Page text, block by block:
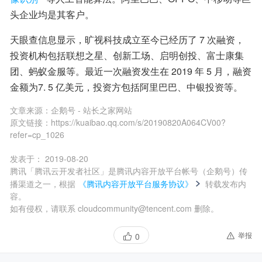
头企业均是其客户。
天眼查信息显示，旷视科技成立至今已经历了 7 次融资，
投资机构包括联想之星、创新工场、启明创投、富士康集
团、蚂蚁金服等。最近一次融资发生在 2019 年 5 月，融资
金额为7. 5 亿美元，投资方包括阿里巴巴、中银投资等。
文章来源： 企鹅号 - 站长之家网站
原文链接： https://kuaibao.qq.com/s/20190820A064CV00?
refer=cp_1026
发表于： 2019-08-20
腾讯「腾讯云开发者社区」是腾讯内容开放平台帐号（企鹅号）传
播渠道之一，根据
《腾讯内容开放平台服务协议》
转载发布内
容。
如有侵权，请联系 cloudcommunity@tencent.com 删除。
0 举报